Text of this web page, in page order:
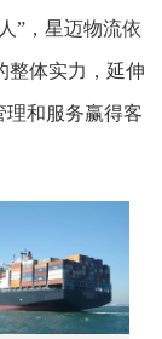
”，星迈物流依
整体实力，延伸
理和服务赢得客